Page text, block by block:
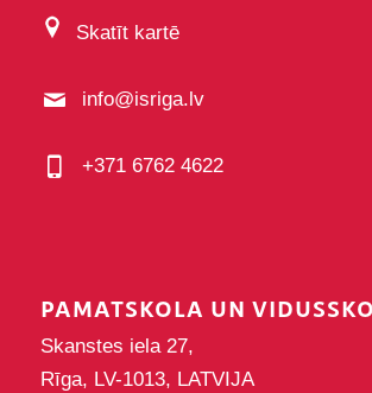
Skatīt kartē
info@isriga.lv
+371 6762 4622
PAMATSKOLA UN
Skanstes iela 27,
Rīga, LV-1013, LATVIJA